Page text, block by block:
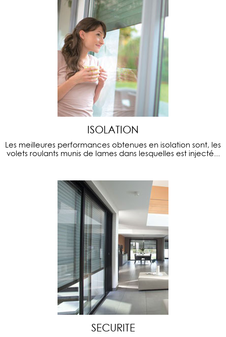
ISOLATION
Les meilleures performances obtenues en isolation sont, les
volets roulants munis de lames dans lesquelles est injecté...
SECURITE